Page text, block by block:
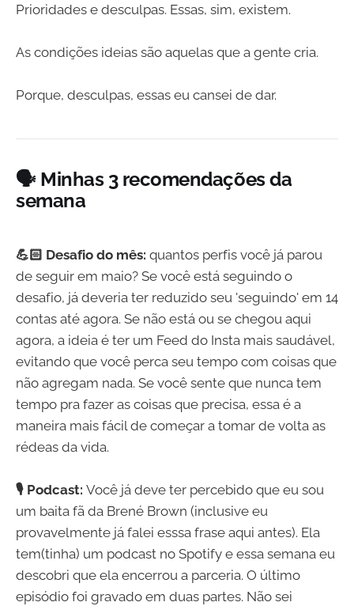
Prioridades e desculpas. Essas, sim, existem.
As condições ideias são aquelas que a gente cria.
Porque, desculpas, essas eu cansei de dar.
🗣️ Minhas 3 recomendações da
semana
💪🏻 Desafio do mês: quantos perfis você já parou
de seguir em maio? Se você está seguindo o
desafio, já deveria ter reduzido seu 'seguindo' em 14
contas até agora. Se não está ou se chegou aqui
agora, a ideia é ter um Feed do Insta mais saudável,
evitando que você perca seu tempo com coisas que
não agregam nada. Se você sente que nunca tem
tempo pra fazer as coisas que precisa, essa é a
maneira mais fácil de começar a tomar de volta as
rédeas da vida.
🎙️ Podcast: Você já deve ter percebido que eu sou
um baita fã da Brené Brown (inclusive eu
provavelmente já falei esssa frase aqui antes). Ela
tem(tinha) um podcast no Spotify e essa semana eu
descobri que ela encerrou a parceria. O último
episódio foi gravado em duas partes. Não sei